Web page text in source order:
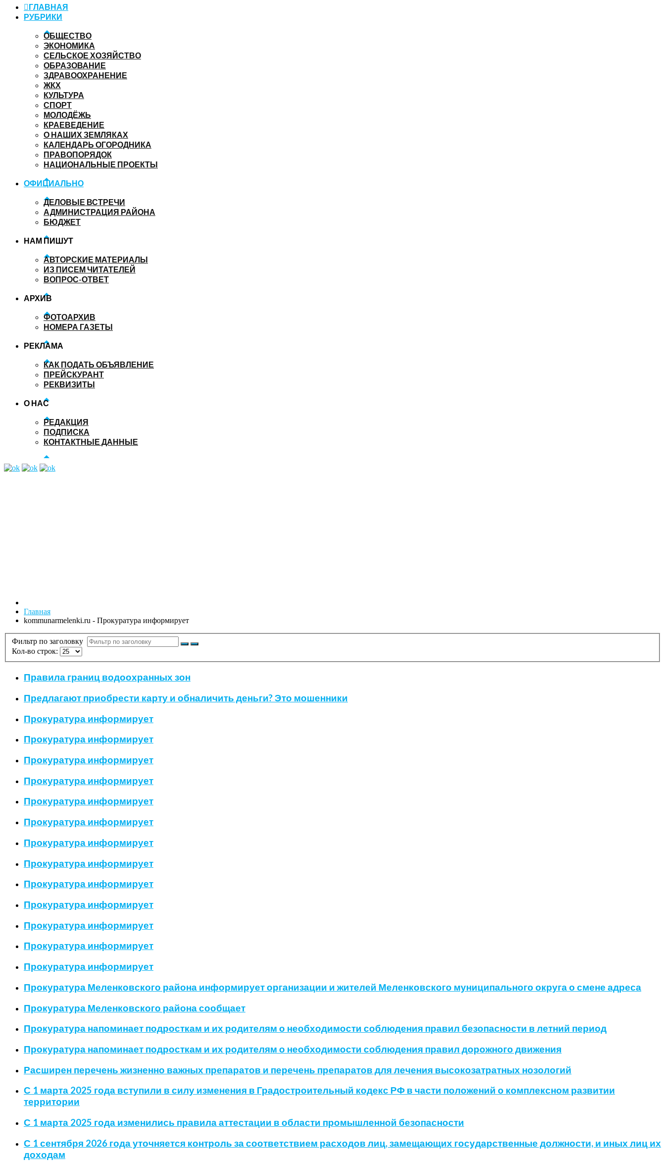
ГЛАВНАЯ
РУБРИКИ
ОБЩЕСТВО
ЭКОНОМИКА
СЕЛЬСКОЕ ХОЗЯЙСТВО
ОБРАЗОВАНИЕ
ЗДРАВООХРАНЕНИЕ
ЖКХ
КУЛЬТУРА
СПОРТ
МОЛОДЁЖЬ
КРАЕВЕДЕНИЕ
О НАШИХ ЗЕМЛЯКАХ
КАЛЕНДАРЬ ОГОРОДНИКА
ПРАВОПОРЯДОК
НАЦИОНАЛЬНЫЕ ПРОЕКТЫ
ОФИЦИАЛЬНО
ДЕЛОВЫЕ ВСТРЕЧИ
АДМИНИСТРАЦИЯ РАЙОНА
БЮДЖЕТ
НАМ ПИШУТ
АВТОРСКИЕ МАТЕРИАЛЫ
ИЗ ПИСЕМ ЧИТАТЕЛЕЙ
ВОПРОС-ОТВЕТ
АРХИВ
ФОТОАРХИВ
НОМЕРА ГАЗЕТЫ
РЕКЛАМА
КАК ПОДАТЬ ОБЪЯВЛЕНИЕ
ПРЕЙСКУРАНТ
РЕКВИЗИТЫ
О НАС
РЕДАКЦИЯ
ПОДПИСКА
КОНТАКТНЫЕ ДАННЫЕ
Главная
kommunarmelenki.ru - Прокуратура информирует
Фильтр по заголовку
Кол-во строк:
Правила границ водоохранных зон
Предлагают приобрести карту и обналичить деньги? Это мошенники
Прокуратура информирует
Прокуратура информирует
Прокуратура информирует
Прокуратура информирует
Прокуратура информирует
Прокуратура информирует
Прокуратура информирует
Прокуратура информирует
Прокуратура информирует
Прокуратура информирует
Прокуратура информирует
Прокуратура информирует
Прокуратура информирует
Прокуратура Меленковского района информирует организации и жителей Меленковского муниципального округа о смене адреса
Прокуратура Меленковского района сообщает
Прокуратура напоминает подросткам и их родителям о необходимости соблюдения правил безопасности в летний период
Прокуратура напоминает подросткам и их родителям о необходимости соблюдения правил дорожного движения
Расширен перечень жизненно важных препаратов и перечень препаратов для лечения высокозатратных нозологий
С 1 марта 2025 года вступили в силу изменения в Градостроительный кодекс РФ в части положений о комплексном развитии
территории
С 1 марта 2025 года изменились правила аттестации в области промышленной безопасности
С 1 сентября 2026 года уточняется контроль за соответствием расходов лиц, замещающих государственные должности, и иных лиц их
доходам